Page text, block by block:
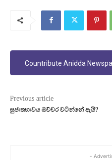
Countribute Anidda
Previous article
සුජාතභාවය ඔච්චර වටින්නේ ඇයි?
-